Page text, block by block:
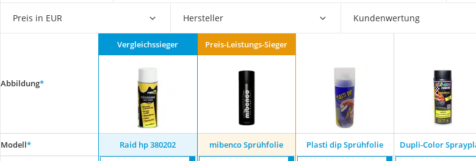
Wagenheber
Service
Preis in EUR Hersteller Kundenwertung
Abbildung*
Vergleichssieger Preis-Leistungs-Sieger
Modell* Raid hp 380202 mibenco Sprühfolie Plasti dip Sprühfolie Dupli-Color